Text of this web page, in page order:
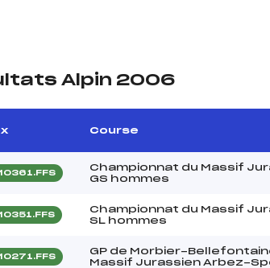
Alpin 2006
Course
Championnat du Massif
GS hommes
Championnat du Massif
SL hommes
GP de Morbier-
Massif Jurassien Arbez-